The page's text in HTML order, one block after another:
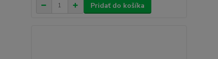
Pridať do košíka